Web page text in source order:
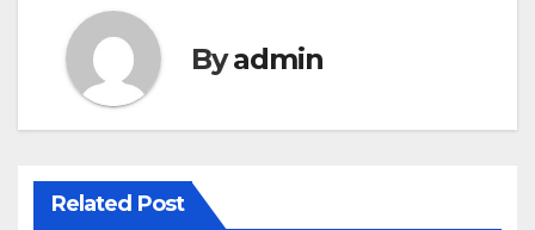
Byadmin
Related Post